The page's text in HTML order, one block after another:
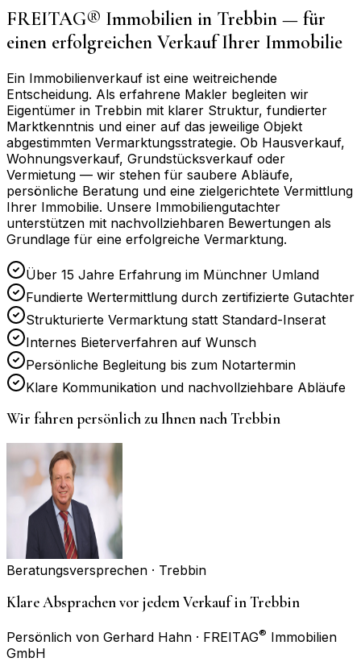
FREITAG® Immobilien in Trebbin — für
einen erfolgreichen Verkauf Ihrer Immobilie
Ein Immobilienverkauf ist eine weitreichende
Entscheidung. Als erfahrene Makler begleiten wir
Eigentümer in Trebbin mit klarer Struktur, fundierter
Marktkenntnis und einer auf das jeweilige Objekt
abgestimmten Vermarktungsstrategie. Ob Hausverkauf,
Wohnungsverkauf, Grundstücksverkauf oder
Vermietung — wir stehen für saubere Abläufe,
persönliche Beratung und eine zielgerichtete Vermittlung
Ihrer Immobilie. Unsere Immobiliengutachter
unterstützen mit nachvollziehbaren Bewertungen als
Grundlage für eine erfolgreiche Vermarktung.
Über 15 Jahre Erfahrung im Münchner Umland
Fundierte Wertermittlung durch zertifizierte Gutachter
Strukturierte Vermarktung statt Standard-Inserat
Internes Bieterverfahren auf Wunsch
Persönliche Begleitung bis zum Notartermin
Klare Kommunikation und nachvollziehbare Abläufe
Wir fahren persönlich zu Ihnen nachTrebbin
Beratungsversprechen · Trebbin
Klare Absprachen vor jedem Verkauf in Trebbin
Persönlich von Gerhard Hahn · FREITAG® Immobilien
GmbH